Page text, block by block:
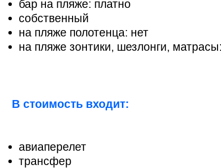
бар на пляже: платно
собственный
на пляже полотенца: нет
на пляже зонтики, шезлонги,
В стоимость входит:
авиаперелет
трансфер